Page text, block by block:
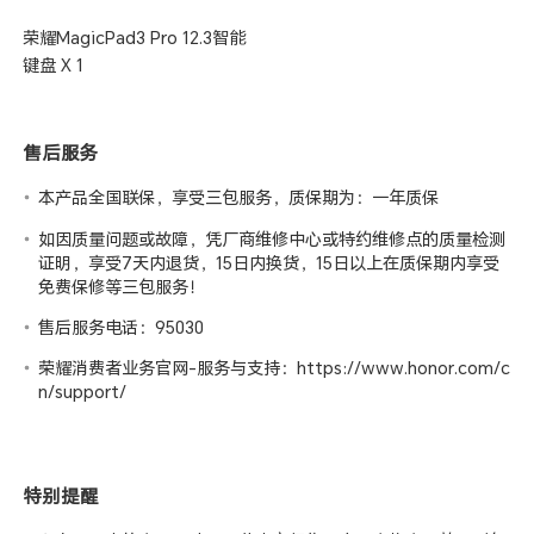
荣耀MagicPad3 Pro 12.3智能
键盘 X 1
售后服务
本产品全国联保，享受三包服务，质保期为：一年质保
如因质量问题或故障，凭厂商维修中心或特约维修点的质量检测
证明，享受7天内退货，15日内换货，15日以上在质保期内享受
免费保修等三包服务！
售后服务电话：95030
荣耀消费者业务官网-服务与支持：https://www.honor.com/c
n/support/
特别提醒